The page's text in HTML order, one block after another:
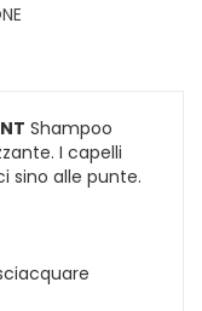
Shampoo
I capelli
sino alle punte.